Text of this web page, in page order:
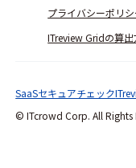
プライバシーポリシ
ITreview Gridの算
© ITcrowd Corp. All Rights
SaaSセキュアチェック